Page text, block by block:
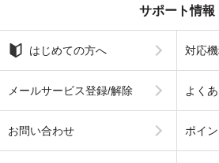
サポート情報
はじめての方へ 対応
メールサービス登録/解除 よく
お問い合わせ ポイ